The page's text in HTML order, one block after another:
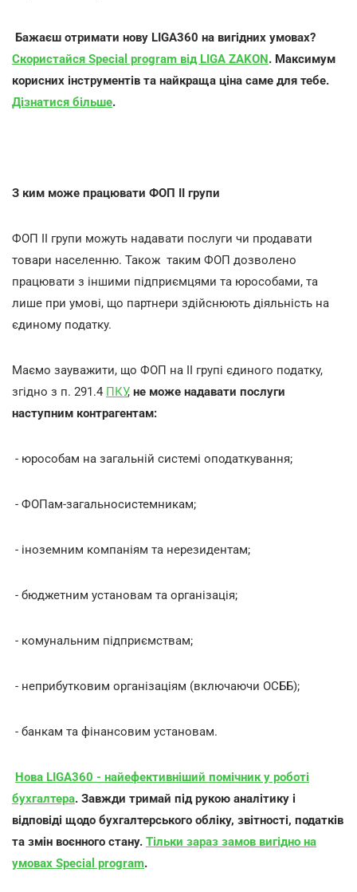
Бажаєш отримати нову LIGA360 на вигідних умовах?
Скористайся Special program від LIGA ZAKON. Максимум
корисних інструментів та найкраща ціна саме для тебе.
Дізнатися більше.
З ким може працювати ФОП ІІ групи
ФОП ІІ групи можуть надавати послуги чи продавати
товари населенню. Також таким ФОП дозволено
працювати з іншими підприємцями та юрособами, та
лише при умові, що партнери здійснюють діяльність на
єдиному податку.
Маємо зауважити, що ФОП на ІІ групі єдиного податку,
згідно з п. 291.4 ПКУ, не може надавати послуги
наступним контрагентам:
- юрособам на загальній системі оподаткування;
- ФОПам-загальносистемникам;
- іноземним компаніям та нерезидентам;
- бюджетним установам та організація;
- комунальним підприємствам;
- неприбутковим організаціям (включаючи ОСББ);
- банкам та фінансовим установам.
Нова LIGA360 - найефективніший помічник у роботі
бухгалтера. Завжди тримай під рукою аналітику і
відповіді щодо бухгалтерського обліку, звітності, податків
та змін воєнного стану. Тільки зараз замов вигідно на
умовах Special program.